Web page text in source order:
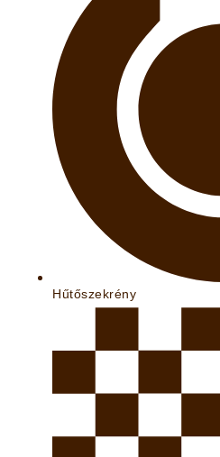
Hűtőszekrény